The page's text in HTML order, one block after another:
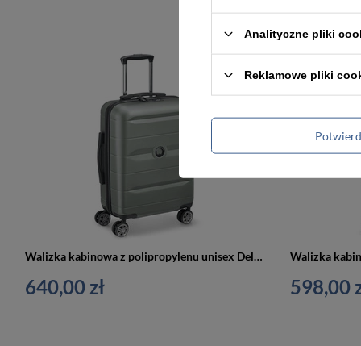
Walizka kabinowa z polipropylenu unisex Delsey Comete+ Slim mała szara
640,00 zł 598,00
Analityczne pliki
Reklamowe pliki